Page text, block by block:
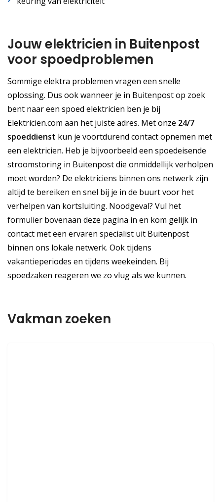
Jouw elektricien in Buitenpost
voor spoedproblemen
Sommige elektra problemen vragen een snelle
oplossing. Dus ook wanneer je in Buitenpost op zoek
bent naar een spoed elektricien ben je bij
Elektricien.com aan het juiste adres. Met onze 24/7
spoeddienst kun je voortdurend contact opnemen met
een elektricien. Heb je bijvoorbeeld een spoedeisende
stroomstoring in Buitenpost die onmiddellijk verholpen
moet worden? De elektriciens binnen ons netwerk zijn
altijd te bereiken en snel bij je in de buurt voor het
verhelpen van kortsluiting. Noodgeval? Vul het
formulier bovenaan deze pagina in en kom gelijk in
contact met een ervaren specialist uit Buitenpost
binnen ons lokale netwerk. Ook tijdens
vakantieperiodes en tijdens weekeinden. Bij
spoedzaken reageren we zo vlug als we kunnen.
Vakman zoeken